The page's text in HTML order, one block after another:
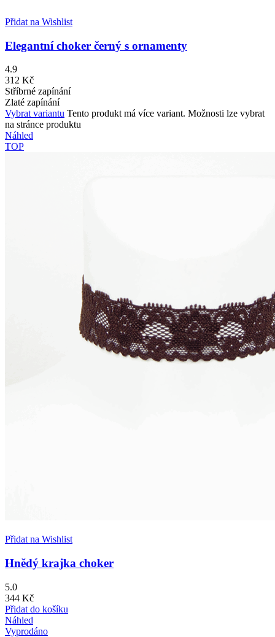
Přidat na Wishlist
Elegantní choker černý s ornamenty
4.9
312 Kč
Stříbrné zapínání
Zlaté zapínání
Vybrat variantu Tento produkt má více variant. Možnosti lze vybrat
na stránce produktu
Náhled
TOP
Přidat na Wishlist
Hnědý krajka choker
5.0
344 Kč
Přidat do košíku
Náhled
Vyprodáno